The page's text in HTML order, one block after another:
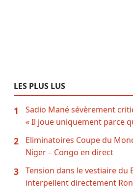
LES PLUS LUS
1
Sadio Mané sévèrement
« Il joue uniquement parce
2
Eliminatoires Coupe du
Niger – Congo en direct
3
Tension dans le vestiaire du
interpellent directement